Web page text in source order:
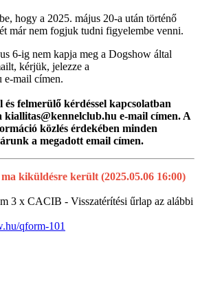
hogy a 2025. május 20-a után történő
már nem fogjuk tudni figyelembe venni.
6-ig nem kapja meg a Dogshow által
kérjük, jelezze a
e-mail címen.
felmerülő kérdéssel kapcsolatban
kiallitas@kennelclub.hu e-mail címen. A
közlés érdekében minden
a megadott email címen.
kiküldésre került (2025.05.06 16:00)
3 x CACIB - Visszatérítési űrlap az alábbi
qform-101